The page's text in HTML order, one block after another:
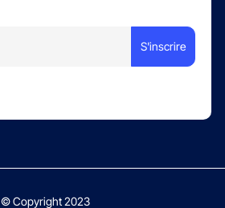
S'inscrire
© Copyright 2023